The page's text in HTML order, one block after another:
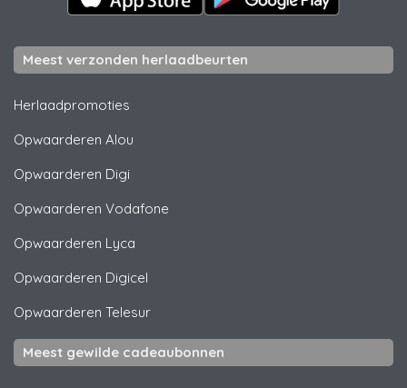
Meest verzonden herlaadbeurten
Herlaadpromoties
Opwaarderen Alou
Opwaarderen Digi
Opwaarderen Vodafone
Opwaarderen Lyca
Opwaarderen Digicel
Opwaarderen Telesur
Meest gewilde cadeaubonnen